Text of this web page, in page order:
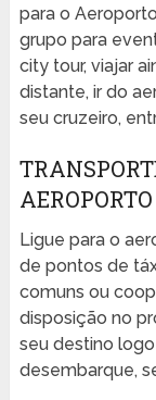
para o
grupo para
city tour, viajar
distante, ir do
seu cruzeiro,
Ligue para o
de pontos de
comuns ou
disposição no
seu destino
desembarque,